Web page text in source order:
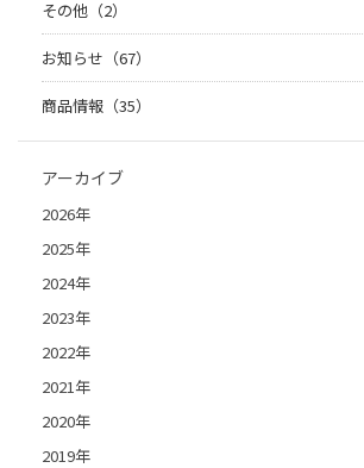
その他（2）
お知らせ（67）
商品情報（35）
アーカイブ
2026年
2025年
2024年
2023年
2022年
2021年
2020年
2019年